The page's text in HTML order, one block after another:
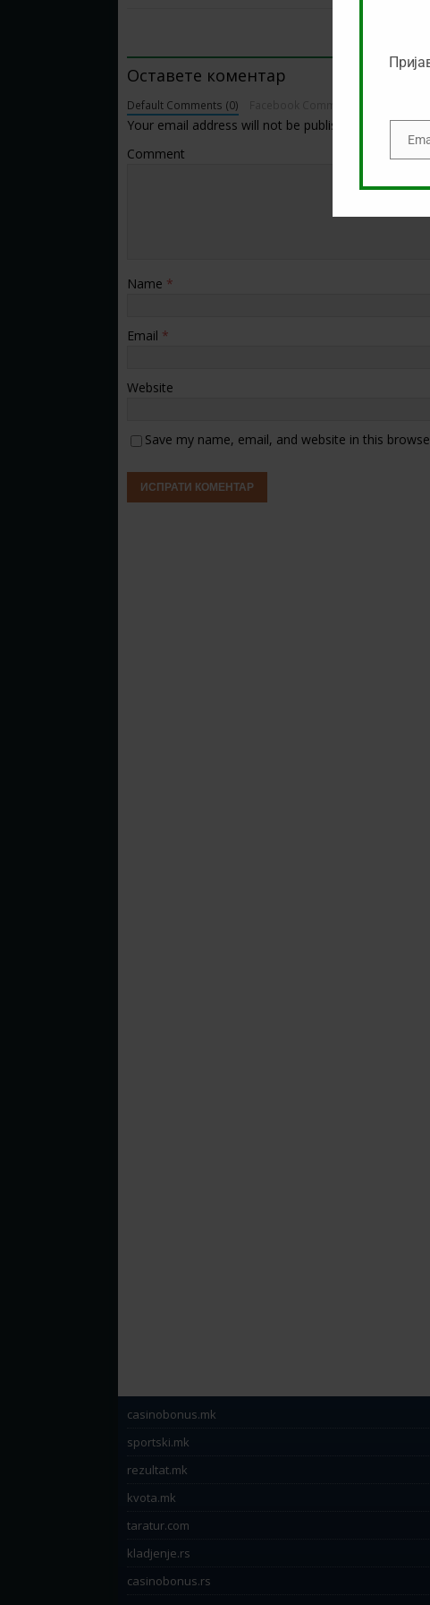
Оставете коментар
Default Comments (0)
Your email address will not be published.
Comment
Name *
Email *
Website
Save my name, email, and website in this
casinobonus.mk
sportski.mk
rezultat.mk
kvota.mk
taratur.com
kladjenje.rs
casinobonus.rs
Email